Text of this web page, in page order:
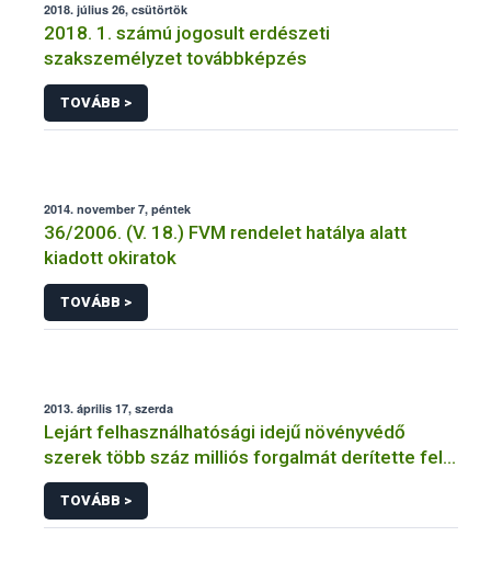
2018. július 26, csütörtök
2018. 1. számú jogosult erdészeti
szakszemélyzet továbbképzés
TOVÁBB >
2014. november 7, péntek
36/2006. (V. 18.) FVM rendelet hatálya alatt
kiadott okiratok
TOVÁBB >
2013. április 17, szerda
Lejárt felhasználhatósági idejű növényvédő
szerek több száz milliós forgalmát derítette fel a
NÉBIH
TOVÁBB >